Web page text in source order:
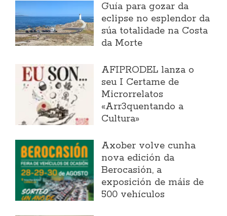
Guía para gozar da
eclipse no esplendor da
súa totalidade na Costa
da Morte
AFIPRODEL lanza o
seu I Certame de
Microrrelatos
«Arr3quentando a
Cultura»
Axober volve cunha
nova edición da
Berocasión, a
exposición de máis de
500 vehículos